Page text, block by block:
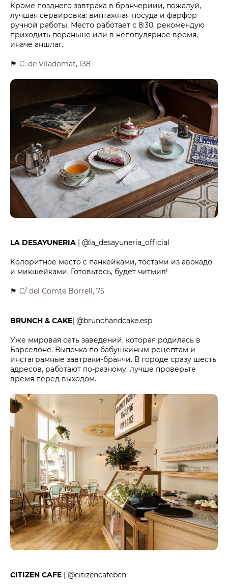
Кроме позднего завтрака в бранчериии, пожалуй,
лучшая сервировка: винтажная посуда и фарфор
ручной работы. Место работает с 8:30, рекомендую
приходить пораньше или в непопулярное время,
иначе аншлаг.
🏴 C. de Viladomat, 138
LA DESAYUNERIA | @la_desayuneria_official
Колоритное место с панкейками, тостами из авокадо
и микшейками. Готовьтесь, будет читмил!
🏴 C/ del Comte Borrell, 75
BRUNCH & CAKE| @brunchandcake.esp
Уже мировая сеть заведений, которая родилась в
Барселоне. Выпечка по бабушкиным рецептам и
инстаграмные завтраки-бранчи. В городе сразу шесть
адресов, работают по-разному, лучше проверьте
время перед выходом.
CITIZEN CAFE | @citizencafebcn